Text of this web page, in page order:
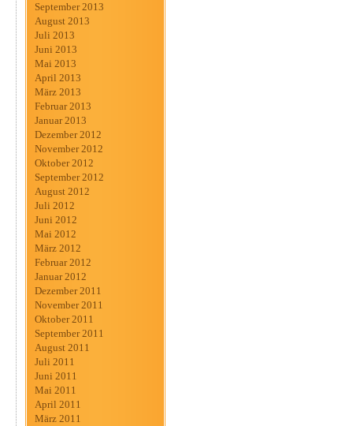
September 2013
August 2013
Juli 2013
Juni 2013
Mai 2013
April 2013
März 2013
Februar 2013
Januar 2013
Dezember 2012
November 2012
Oktober 2012
September 2012
August 2012
Juli 2012
Juni 2012
Mai 2012
März 2012
Februar 2012
Januar 2012
Dezember 2011
November 2011
Oktober 2011
September 2011
August 2011
Juli 2011
Juni 2011
Mai 2011
April 2011
März 2011